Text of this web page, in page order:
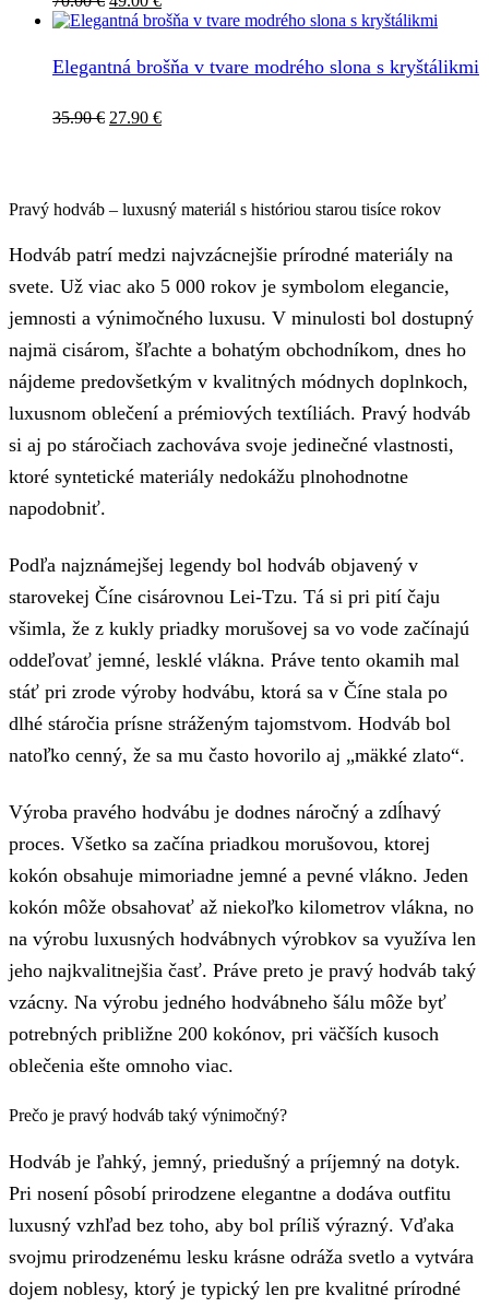
cena
70.00 €.
cena
49.00 €.
Elegantná brošňa v tvare modrého slona s kryštálikmi
35.90€ Pôvodná
27.90 €Aktuálna
Pravý hodváb – luxusný materiál s históriou starou tisíce rokov
Hodváb patrí medzi najvzácnejšie prírodné materiály na
svete. Už viac ako 5 000 rokov je symbolom elegancie,
jemnosti a výnimočného luxusu. V minulosti bol dostupný
najmä cisárom, šľachte a bohatým obchodníkom, dnes ho
nájdeme predovšetkým v kvalitných módnych doplnkoch,
luxusnom oblečení a prémiových textíliách. Pravý hodváb
si aj po stáročiach zachováva svoje jedinečné vlastnosti,
ktoré syntetické materiály nedokážu plnohodnotne
napodobniť.
Podľa najznámejšej legendy bol hodváb objavený v
starovekej Číne cisárovnou Lei-Tzu. Tá si pri pití čaju
všimla, že z kukly priadky morušovej sa vo vode začínajú
oddeľovať jemné, lesklé vlákna. Práve tento okamih mal
stáť pri zrode výroby hodvábu, ktorá sa v Číne stala po
dlhé stáročia prísne stráženým tajomstvom. Hodváb bol
natoľko cenný, že sa mu často hovorilo aj „mäkké zlato“.
Výroba pravého hodvábu je dodnes náročný a zdĺhavý
proces. Všetko sa začína priadkou morušovou, ktorej
kokón obsahuje mimoriadne jemné a pevné vlákno. Jeden
kokón môže obsahovať až niekoľko kilometrov vlákna, no
na výrobu luxusných hodvábnych výrobkov sa využíva len
jeho najkvalitnejšia časť. Práve preto je pravý hodváb taký
vzácny. Na výrobu jedného hodvábneho šálu môže byť
potrebných približne 200 kokónov, pri väčších kusoch
oblečenia ešte omnoho viac.
Prečo je pravý hodváb taký výnimočný?
Hodváb je ľahký, jemný, priedušný a príjemný na dotyk.
Pri nosení pôsobí prirodzene elegantne a dodáva outfitu
luxusný vzhľad bez toho, aby bol príliš výrazný. Vďaka
svojmu prirodzenému lesku krásne odráža svetlo a vytvára
dojem noblesy, ktorý je typický len pre kvalitné prírodné